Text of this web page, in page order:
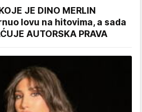
JE DINO MERLIN
lovu na hitovima, a sada
AUTORSKA PRAVA